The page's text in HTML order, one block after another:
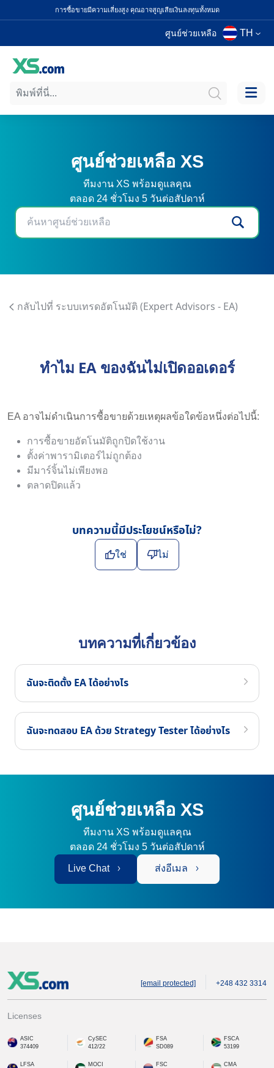
การซื้อขายมีความเสี่ยงสูง คุณอาจสูญเสียเงินลงทุนทั้งหมด
ศูนย์ช่วยเหลือ TH
ศูนย์ช่วยเหลือ XS
ทีมงาน XS พร้อมดูแลคุณ
ตลอด 24 ชั่วโมง 5 วันต่อสัปดาห์
กลับไปที่ ระบบเทรดอัตโนมัติ (Expert Advisors - EA)
ทำไม EA ของฉันไม่เปิดออเดอร์
EA อาจไม่ดำเนินการซื้อขายด้วยเหตุผลข้อใดข้อหนึ่งต่อไปนี้:
การซื้อขายอัตโนมัติถูกปิดใช้งาน
ตั้งค่าพารามิเตอร์ไม่ถูกต้อง
มีมาร์จิ้นไม่เพียงพอ
ตลาดปิดแล้ว
บทความนี้มีประโยชน์หรือไม่?
ใช่ ไม่
บทความที่เกี่ยวข้อง
ฉันจะติดตั้ง EA ได้อย่างไร
ฉันจะทดสอบ EA ด้วย Strategy Tester ได้อย่างไร
ศูนย์ช่วยเหลือ XS
ทีมงาน XS พร้อมดูแลคุณ
ตลอด 24 ชั่วโมง 5 วันต่อสัปดาห์
Live Chat ส่งอีเมล
[email protected] +248 432 3314
Licenses
ASIC
374409
CySEC
412/22
FSA
SD089
FSCA
53199
LFSA
MOCI
FSC
CMA